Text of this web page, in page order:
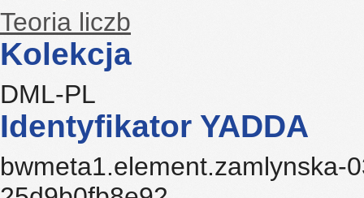
Teoria liczb
Kolekcja
DML-PL
Identyfikator YADDA
bwmeta1.element.zamlynska-